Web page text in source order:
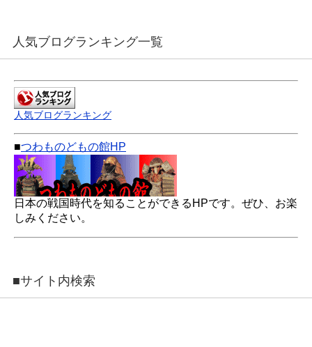
人気ブログランキング一覧
人気ブログランキング
■つわものどもの館HP
日本の戦国時代を知ることができるHPです。ぜひ、お楽
しみください。
■サイト内検索